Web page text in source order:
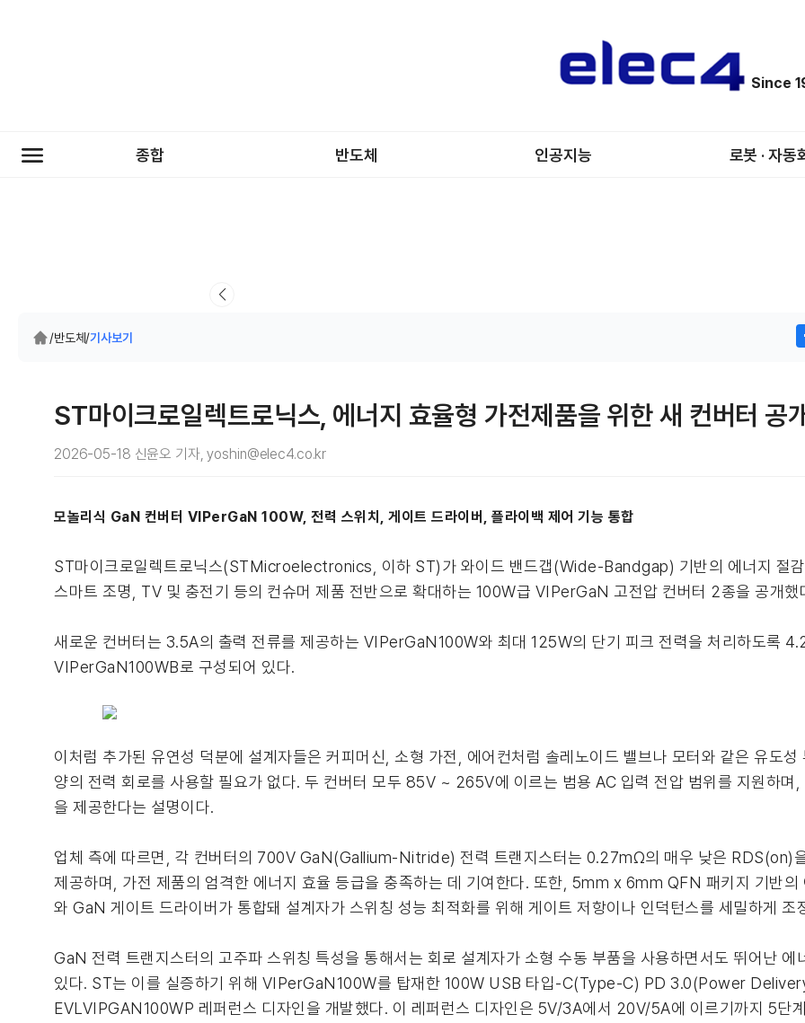
Since
종합 반도체 인공지능 로봇 · 자동
/반도체/기사보기
ST마이크로일렉트로닉스, 에너지 효율형 가전제품을 위한 새 컨버터 공
2026-05-18 신윤오 기자, yoshin@elec4.co.kr
모놀리식 GaN 컨버터 VIPerGaN 100W, 전력 스위치, 게이트 드라이버, 플라이백 제어 기능 통합
ST마이크로일렉트로닉스(STMicroelectronics, 이하 ST)가 와이드 밴드갭(Wide-Bandgap) 기반의 에너지 절
스마트 조명, TV 및 충전기 등의 컨슈머 제품 전반으로 확대하는 100W급 VIPerGaN 고전압 컨버터 2종을 공개했
새로운 컨버터는 3.5A의 출력 전류를 제공하는 VIPerGaN100W와 최대 125W의 단기 피크 전력을 처리하도록
VIPerGaN100WB로 구성되어 있다.
이처럼 추가된 유연성 덕분에 설계자들은 커피머신, 소형 가전, 에어컨처럼 솔레노이드 밸브나 모터와 같은 유도
양의 전력 회로를 사용할 필요가 없다. 두 컨버터 모두 85V ~ 265V에 이르는 범용 AC 입력 전압 범위를 지원하
을 제공한다는 설명이다.
업체 측에 따르면, 각 컨버터의 700V GaN(Gallium-Nitride) 전력 트랜지스터는 0.27mΩ의 매우 낮은 RDS(on)
제공하며, 가전 제품의 엄격한 에너지 효율 등급을 충족하는 데 기여한다. 또한, 5mm x 6mm QFN 패키지 기반의
와 GaN 게이트 드라이버가 통합돼 설계자가 스위칭 성능 최적화를 위해 게이트 저항이나 인덕턴스를 세밀하게 조
GaN 전력 트랜지스터의 고주파 스위칭 특성을 통해서는 회로 설계자가 소형 수동 부품을 사용하면서도 뛰어난 에
있다. ST는 이를 실증하기 위해 VIPerGaN100W를 탑재한 100W USB 타입-C(Type-C) PD 3.0(Power
EVLVIPGAN100WP 레퍼런스 디자인을 개발했다. 이 레퍼런스 디자인은 5V/3A에서 20V/5A에 이르기까지 5단